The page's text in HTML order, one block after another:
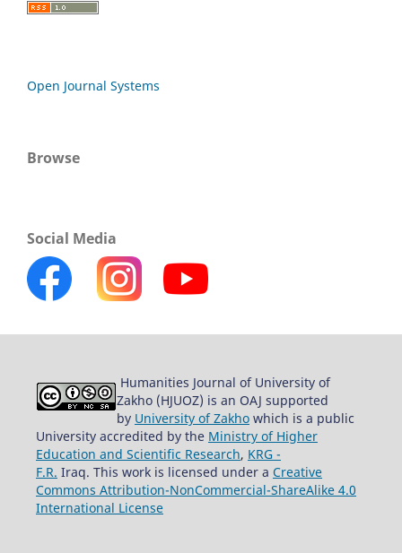
Open Journal Systems
Browse
Social Media
Humanities Journal of University of
Zakho (HJUOZ) is an OAJ supported
by University of Zakho which is a public
University accredited by the Ministry of Higher
Education and Scientific Research, KRG -
F.R. Iraq. This work is licensed under a Creative
Commons Attribution-NonCommercial-ShareAlike 4.0
International License